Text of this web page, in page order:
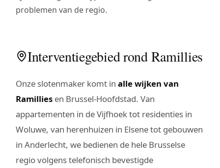
problemen van de regio.
Interventiegebied rond Ramillies
Onze slotenmaker komt in alle wijken van
Ramillies en Brussel-Hoofdstad. Van
appartementen in de Vijfhoek tot residenties in
Woluwe, van herenhuizen in Elsene tot gebouwen
in Anderlecht, we bedienen de hele Brusselse
regio volgens telefonisch bevestigde